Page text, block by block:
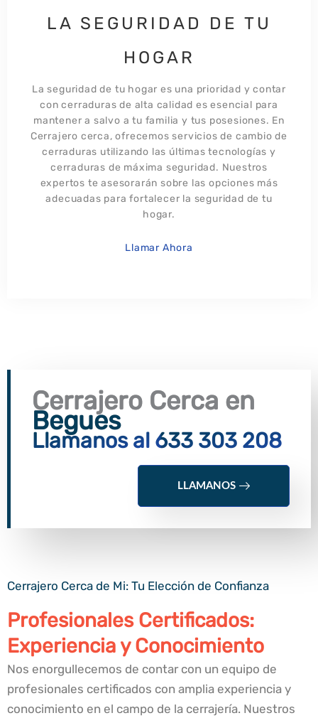
LA SEGURIDAD DE TU
HOGAR​
La seguridad de tu hogar es una prioridad y contar
con cerraduras de alta calidad es esencial para
mantener a salvo a tu familia y tus posesiones. En
Cerrajero cerca, ofrecemos servicios de cambio de
cerraduras utilizando las últimas tecnologías y
cerraduras de máxima seguridad. Nuestros
expertos te asesorarán sobre las opciones más
adecuadas para fortalecer la seguridad de tu
hogar.
Llamar Ahora
Cerrajero Cerca en
Begues
Llamanos al 633 303 208
LLAMANOS
Cerrajero Cerca de Mi: Tu Elección de Confianza
Profesionales Certificados:
Experiencia y Conocimiento
Nos enorgullecemos de contar con un equipo de
profesionales certificados con amplia experiencia y
conocimiento en el campo de la cerrajería. Nuestros